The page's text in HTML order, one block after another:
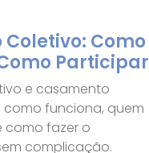
Como
Participar
e casamento
como funciona, quem
como fazer o
complicação.